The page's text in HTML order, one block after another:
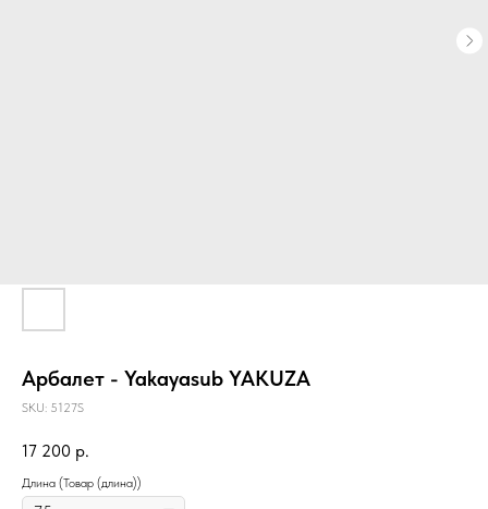
Арбалет - Yakayasub YAKUZA
SKU: 5127S
17 200 р.
Длина (Товар (длина))